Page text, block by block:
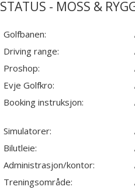
STATUS - MOSS &
Golfbanen:
Driving range:
Proshop:
Evje Golfkro:
Booking instruksjon:
Simulatorer:
Bilutleie:
Administrasjon/kontor:
Treningsområde: